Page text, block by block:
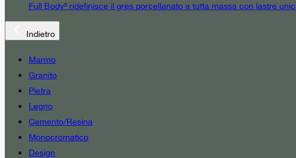
Full Body³ ridefinisce il gres porcellanato a tutta massa con lastre
Indietro
Marmo
Granito
Pietra
Legno
Cemento/Resina
Monocromatico
Design